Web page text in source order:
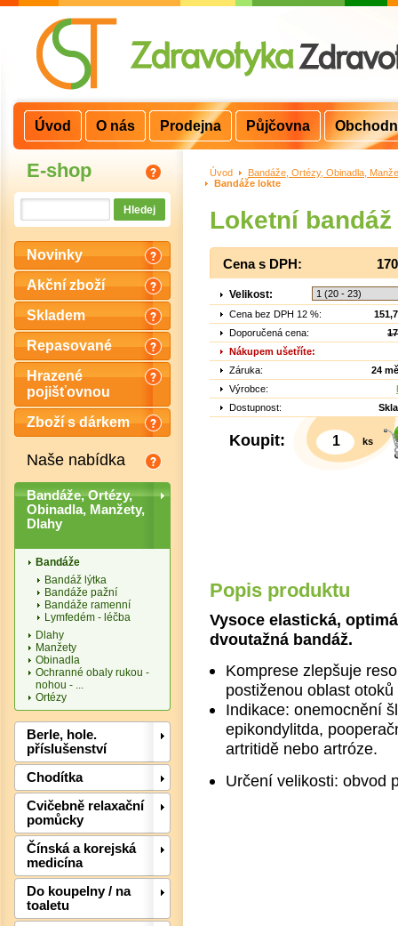
E-shop
Novinky
Akční zboží
Skladem
Repasované
Hrazené
pojišťovnou
Zboží s dárkem
Naše nabídka
Bandáže, Ortézy,
Obinadla, Manžety,
Dlahy
Bandáže
Bandáž lýtka
Bandáže pažní
Bandáže ramenní
Lymfedém - léčba
Dlahy
Manžety
Obinadla
Ochranné obaly rukou -
nohou - ...
Ortézy
Berle, hole.
příslušenství
Chodítka
Cvičebně relaxační
pomůcky
Čínská a korejská
medicína
Do koupelny / na
toaletu
Úvod >
Bandáže, Ortézy, Obinadla,
Bandáže lokte
Loketní
Cena s DPH:
Velikost:
Cena bez DPH 12 %:
Doporučená cena:
Nákupem ušetříte:
Záruka:
24
Výrobce:
Dostupnost:
Koupit: ks
Popis produktu
Vysoce elastická,
dvoutažná bandáž.
Komprese zlepšuje
postiženou oblast
Indikace: onemocnění
epikondylitda,
artritidě nebo artróze.
Určení velikosti: obvod
Úvod O nás Prodejna Půjčovna